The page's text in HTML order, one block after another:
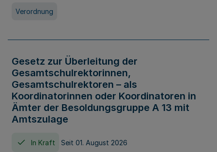
Verordnung
Gesetz zur Überleitung der
Gesamtschulrektorinnen,
Gesamtschulrektoren – als
Koordinatorinnen oder Koordinatoren in
Ämter der Besoldungsgruppe A 13 mit
Amtszulage
In Kraft Seit 01. August 2026